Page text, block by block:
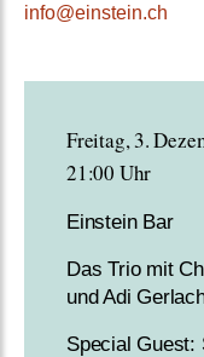
info@einstein.ch
Freitag, 3.
21:00 Uhr
Einstein Bar
Das Trio mit
und Adi
Special Guest: